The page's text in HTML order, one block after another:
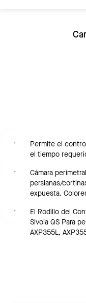
Permite el
el tiempo
Cámara
persianas/
expuesta.
El Rodillo del
Sivoia QS Para
AXP355L,